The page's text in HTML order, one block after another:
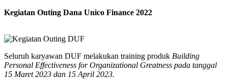
Kegiatan Outing Dana Unico Finance 2022
Seluruh karyawan DUF melakukan training produk Building
Personal Effectiveness for Organizational Greatness pada tanggal
15 Maret 2023 dan 15 April 2023.